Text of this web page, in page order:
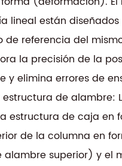
lineal están
de referencia del
la precisión de la
y elimina errores de
estructura de alambre:
estructura de caja en
de la columna en
alambre superior) y el